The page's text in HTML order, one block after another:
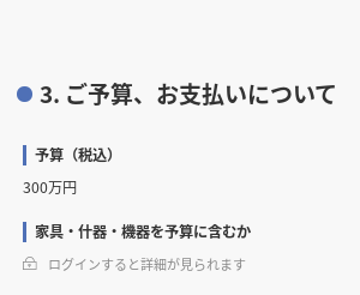
3. ご予算、お支払いについて
予算（税込）
300万円
家具・什器・機器を予算に含むか
ログインすると詳細が見られます